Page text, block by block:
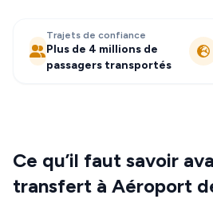
Trajets de confiance
Plus de 4 millions de
passagers transportés
Ce qu’il faut savoir
transfert à Aéroport